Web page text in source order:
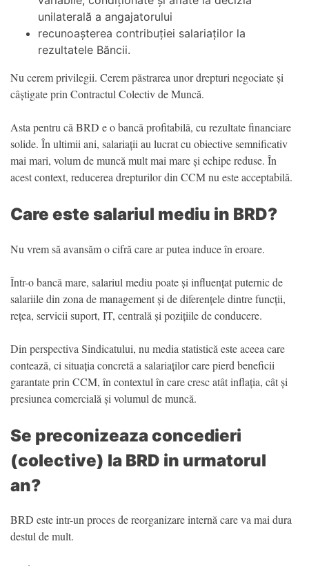
unilaterală a angajatorului
recunoașterea contribuției salariaților la
rezultatele Băncii.
Nu cerem privilegii. Cerem păstrarea unor drepturi negociate și
câștigate prin Contractul Colectiv de Muncă.
Asta pentru că BRD e o bancă profitabilă, cu rezultate financiare
solide. În ultimii ani, salariații au lucrat cu obiective semnificativ
mai mari, volum de muncă mult mai mare și echipe reduse. În
acest context, reducerea drepturilor din CCM nu este acceptabilă.
Care este salariul mediu in BRD?
Nu vrem să avansăm o cifră care ar putea induce în eroare.
Într-o bancă mare, salariul mediu poate și influențat puternic de
salariile din zona de management și de diferențele dintre funcții,
rețea, servicii suport, IT, centrală și pozițiile de conducere.
Din perspectiva Sindicatului, nu media statistică este aceea care
contează, ci situația concretă a salariaților care pierd beneficii
garantate prin CCM, în contextul în care cresc atât inflația, cât și
presiunea comercială și volumul de muncă.
Se preconizeaza concedieri
(colective) la BRD in urmatorul
an?
BRD este intr-un proces de reorganizare internă care va mai dura
destul de mult.